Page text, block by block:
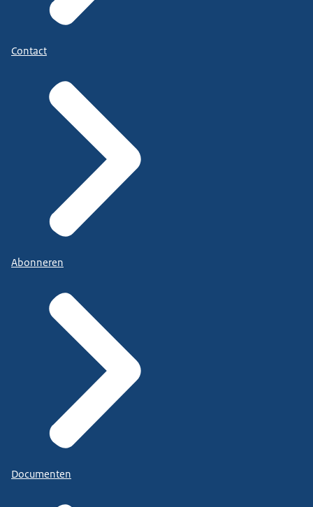
Contact
Abonneren
Documenten